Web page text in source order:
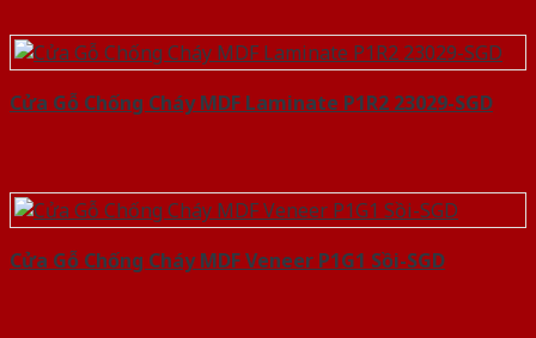
Cửa Gỗ Chống Cháy MDF Laminate P1R2 23029-SGD
Cửa Gỗ Chống Cháy MDF Veneer P1G1 Sồi-SGD